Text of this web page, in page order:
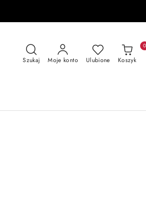
Szukaj Moje konto Ulubione Koszyk
0